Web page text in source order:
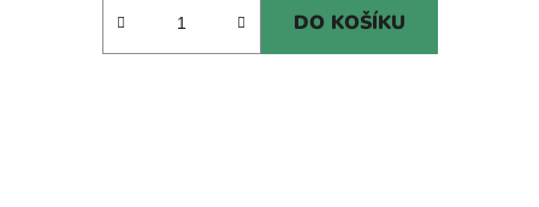
DO KOŠÍKU